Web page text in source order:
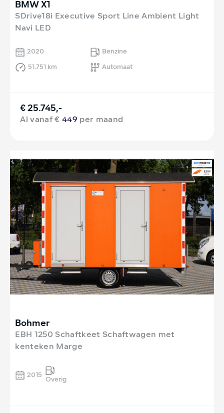
BMW X1
SDrive18i Executive Sport Line Ambient Light
Navi LED
2020
Benzine
51.751 km
Automaat
€ 25.745,-
Al vanaf €449 per maand
Bohmer
EBH 1250 Schaftkeet Schaftwagen met
kenteken Marge
2015 Overig